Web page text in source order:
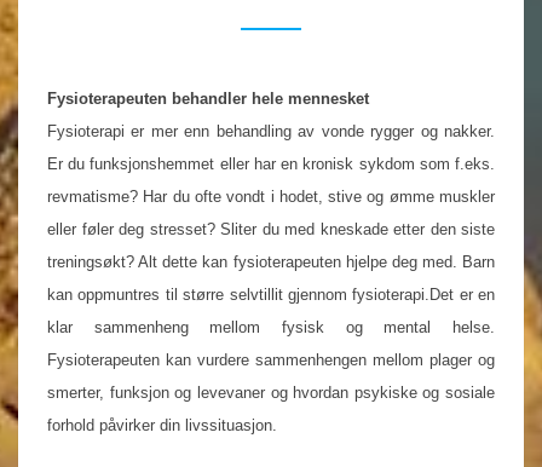
Fysioterapeuten behandler hele mennesket
Fysioterapi er mer enn behandling av vonde rygger og nakker.
Er du funksjonshemmet eller har en kronisk sykdom som f.eks.
revmatisme? Har du ofte vondt i hodet, stive og ømme muskler
eller føler deg stresset? Sliter du med kneskade etter den siste
treningsøkt? Alt dette kan fysioterapeuten hjelpe deg med. Barn
kan oppmuntres til større selvtillit gjennom fysioterapi.Det er en
klar sammenheng mellom fysisk og mental helse.
Fysioterapeuten kan vurdere sammenhengen mellom plager og
smerter, funksjon og levevaner og hvordan psykiske og sosiale
forhold påvirker din livssituasjon.